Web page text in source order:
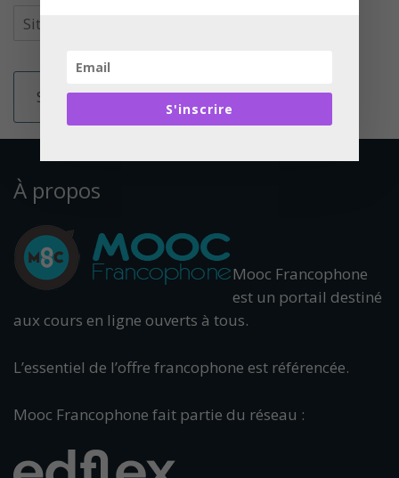
À propos
Mooc Francophone
est un portail destiné
aux cours en ligne ouverts à tous.
L’essentiel de l’offre francophone est référencée.
Mooc Francophone fait partie du réseau :
S'inscrire